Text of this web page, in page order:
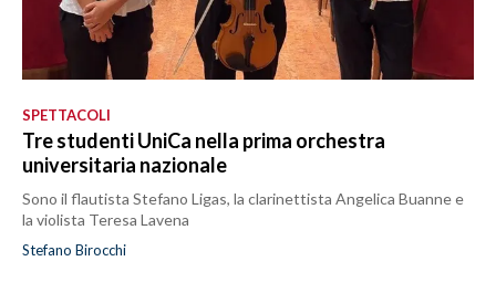
SPETTACOLI
Tre studenti UniCa nella prima orchestra
universitaria nazionale
Sono il flautista Stefano Ligas, la clarinettista Angelica Buanne e
la violista Teresa Lavena
Stefano Birocchi